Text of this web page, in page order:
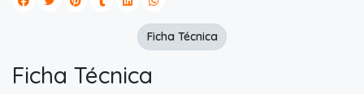
Ficha Técnica
Ficha Técnica